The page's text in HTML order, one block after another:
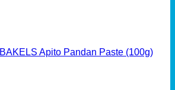
BAKELS Apito Pandan Paste (100g)